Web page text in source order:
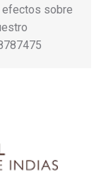
efectos sobre